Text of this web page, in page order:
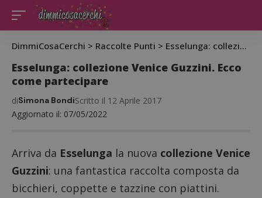
DimmiCosaCerchi > Raccolte Punti > Esselunga: collezione Venice Guzzini. Ecco come partecipare
Esselunga: collezione Venice Guzzini. Ecco
come partecipare
Aggiornato il: 07/05/2022
diSimona BondiScritto il 12 Aprile 2017
Arriva da Esselunga la nuova collezione Venice
Guzzini: una fantastica raccolta composta da
bicchieri, coppette e tazzine con piattini.